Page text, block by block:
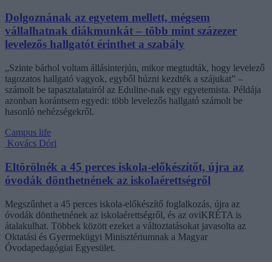
Dolgoznának az egyetem mellett, mégsem
vállalhatnak diákmunkát – több mint százezer
levelezős hallgatót érinthet a szabály
„Szinte bárhol voltam állásinterjún, mikor megtudták, hogy levelező
tagozatos hallgató vagyok, egyből húzni kezdték a szájukat” –
számolt be tapasztalatairól az Eduline-nak egy egyetemista. Példája
azonban korántsem egyedi: több levelezős hallgató számolt be
hasonló nehézségekről.
Campus life
Kovács Dóri
Eltörölnék a 45 perces iskola-előkészítőt, újra az
óvodák dönthetnének az iskolaérettségről
Megszűnhet a 45 perces iskola-előkészítő foglalkozás, újra az
óvodák dönthetnének az iskolaérettségről, és az oviKRÉTA is
átalakulhat. Többek között ezeket a változtatásokat javasolta az
Oktatási és Gyermekügyi Minisztériumnak a Magyar
Óvodapedagógiai Egyesület.